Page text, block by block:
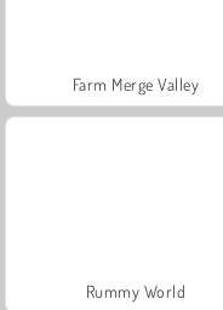
Farm Merge Valley
Rummy World